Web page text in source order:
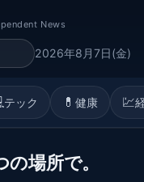
News
2026年8月7日(金)
テック 💊 健康 💹
場所で。